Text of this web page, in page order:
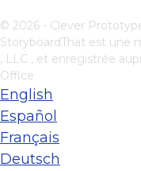
© 2026 - Clever
StoryboardThat est une
, LLC , et enregistrée
Office
English
Español
Français
Deutsch